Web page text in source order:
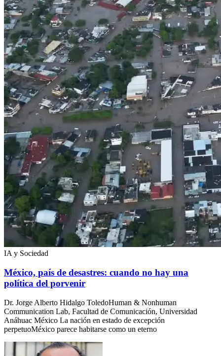
IA y Sociedad
México, país de desastres: cuando no hay una
política del porvenir
Dr. Jorge Alberto Hidalgo ToledoHuman & Nonhuman
Communication Lab, Facultad de Comunicación, Universidad
Anáhuac México La nación en estado de excepción
perpetuoMéxico parece habitarse como un eterno